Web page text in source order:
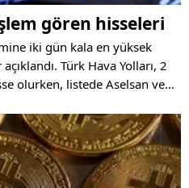
gören hisseleri
iki gün kala en yüksek
Türk Hava Yolları, 2
olurken, listede Aselsan ve